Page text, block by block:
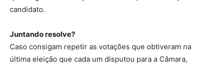
candidato.
Juntando resolve?
Caso consigam repetir as votações que obtiveram na
última eleição que cada um disputou para a Câmara,